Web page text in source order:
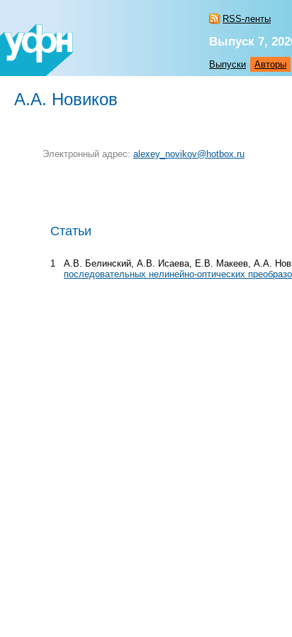
RSS-ленты
Выпуск 7,
Выпуски Авторы
А.А. Новиков
Электронный адрес: alexey_novikov@hotbox.ru
Статьи
1 А.В. Белинский, А.В. Исаева, Е.В. Макеев, А.А.
последовательных нелинейно-оптических